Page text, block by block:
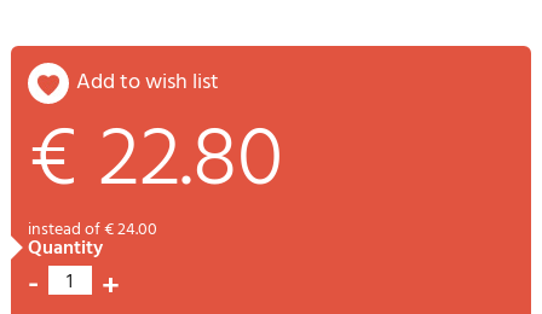
add to wish list
€ 22.80
instead of € 24.00
quantity
- 1 +